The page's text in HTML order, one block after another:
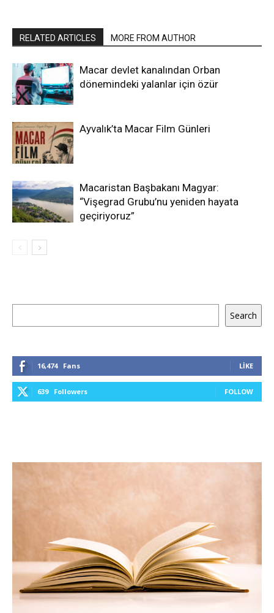
RELATED ARTICLES MORE FROM AUTHOR
Macar devlet kanalından Orban
dönemindeki yalanlar için özür
Ayvalık’ta Macar Film Günleri
Macaristan Başbakanı Magyar:
“Vişegrad Grubu’nu yeniden hayata
geçiriyoruz”
Search
16,474 Fans LIKE
639 Followers FOLLOW